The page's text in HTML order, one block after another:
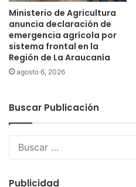
e
n
t
o
l
-
Ministerio de Agricultura
anuncia declaración de
emergencia agrícola por
sistema frontal en la
Región de La Araucanía
agosto 6, 2026
Buscar Publicación
Publicidad